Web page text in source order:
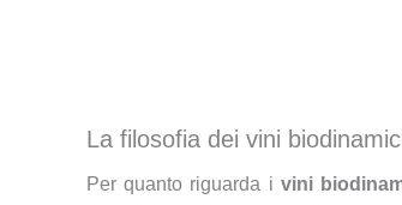
La filosofia dei vini
Per quanto riguarda i vini